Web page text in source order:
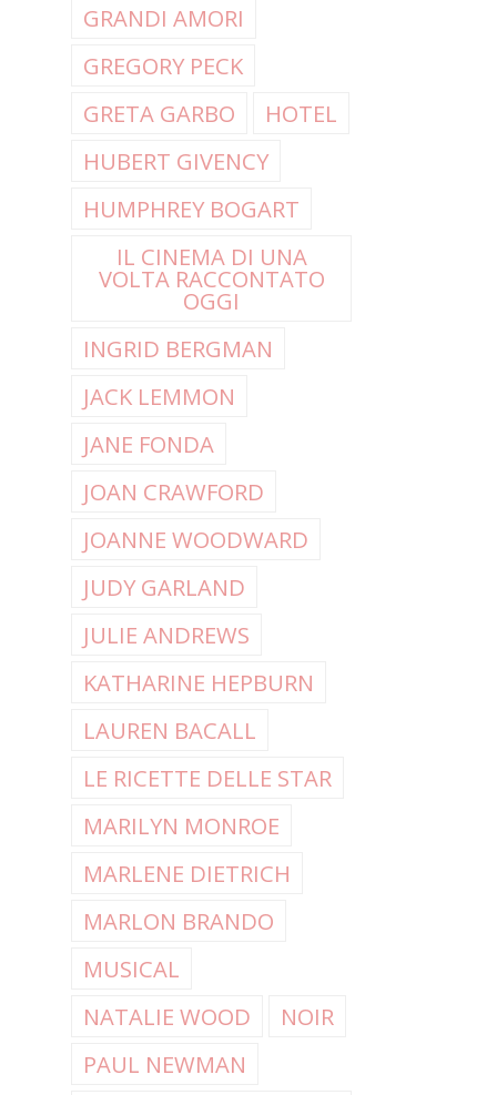
GRANDI AMORI
GREGORY PECK
GRETA GARBO
HOTEL
HUBERT GIVENCY
HUMPHREY BOGART
IL CINEMA DI UNA
VOLTA RACCONTATO
OGGI
INGRID BERGMAN
JACK LEMMON
JANE FONDA
JOAN CRAWFORD
JOANNE WOODWARD
JUDY GARLAND
JULIE ANDREWS
KATHARINE HEPBURN
LAUREN BACALL
LE RICETTE DELLE STAR
MARILYN MONROE
MARLENE DIETRICH
MARLON BRANDO
MUSICAL
NATALIE WOOD
NOIR
PAUL NEWMAN